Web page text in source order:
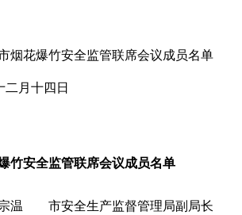
花爆竹安全监管联席会议成员名单
月十四日
竹安全监管联席会议成员名单
温 市安全生产监督管理局副局长